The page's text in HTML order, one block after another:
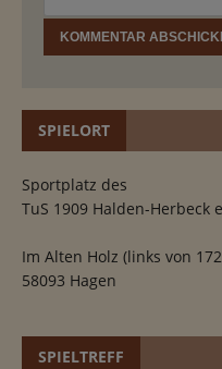
SPIELORT
Sportplatz des
TuS 1909 Halden-Herbeck
Im Alten Holz (links von
58093 Hagen
SPIELTREFF